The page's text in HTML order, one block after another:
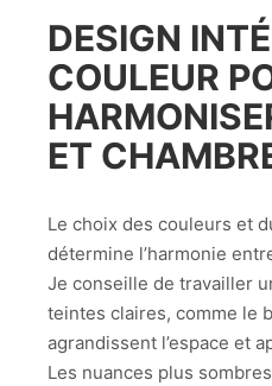
DESIGN
COULEUR
ET
Le choix des couleurs et
détermine l’harmonie
Je conseille de travailler
teintes claires, comme le
agrandissent l’espace et
Les nuances plus